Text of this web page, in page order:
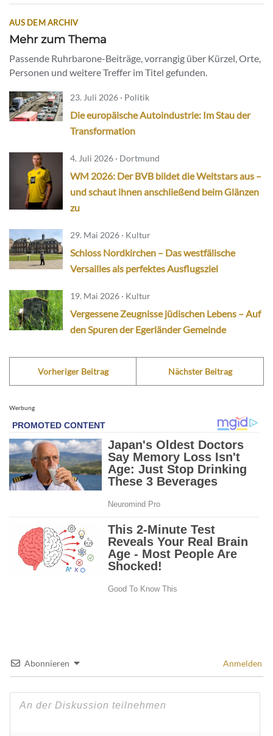
AUS DEM ARCHIV
Mehr zum Thema
Passende Ruhrbarone-Beiträge, vorrangig über Kürzel, Orte,
Personen und weitere Treffer im Titel gefunden.
23. Juli 2026 · Politik
Die europäische Autoindustrie: Im Stau der
Transformation
4. Juli 2026 · Dortmund
WM 2026: Der BVB bildet die Weltstars aus –
und schaut ihnen anschließend beim Glänzen
zu
29. Mai 2026 · Kultur
Schloss Nordkirchen – Das westfälische
Versailles als perfektes Ausflugsziel
19. Mai 2026 · Kultur
Vergessene Zeugnisse jüdischen Lebens – Auf
den Spuren der Egerländer Gemeinde
Vorheriger Beitrag Nächster Beitrag
Werbung
Abonnieren Anmelden